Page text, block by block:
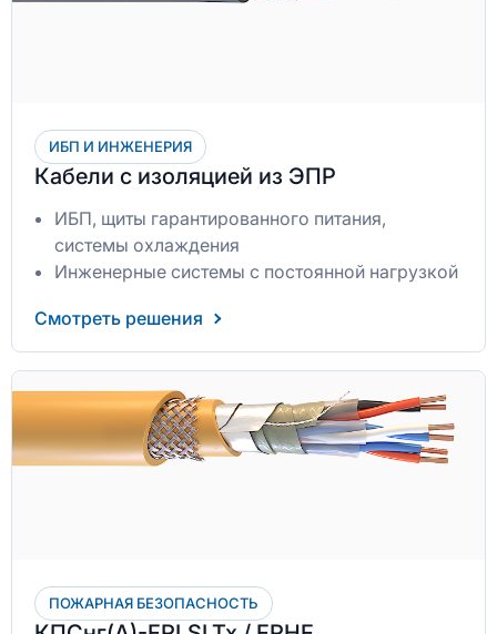
ИБП И ИНЖЕНЕРИЯ
Кабели с изоляцией из ЭПР
ИБП, щиты гарантированного питания,
системы охлаждения
Инженерные системы с постоянной нагрузкой
Смотреть решения
ПОЖАРНАЯ БЕЗОПАСНОСТЬ